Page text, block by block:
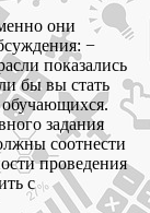
они
−
показались
бы вы стать
задания
соотнести
проведения
с